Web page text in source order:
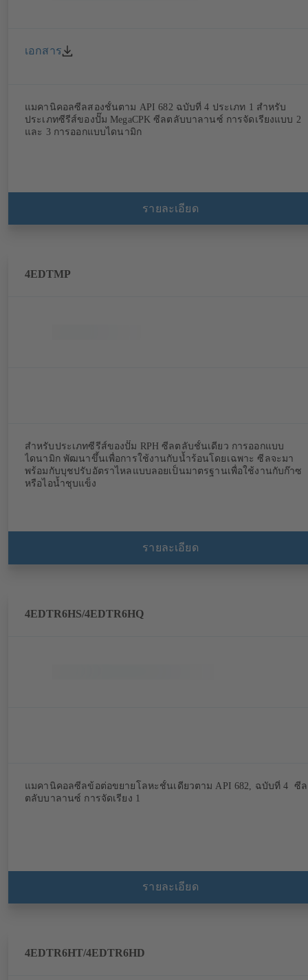
เอกสาร
แมคานิคอลซีลสองชั้นตาม API 682 ฉบับที่ 4 ประเภท 1 สำหรับ
ประเภทซีรีส์ของปั๊ม MegaCPK ซีลตลับบาลานซ์ การจัดเรียงแบบ 2
และ 3 การออกแบบไดนามิก
รายละเอียด
4EDTMP
สำหรับประเภทซีรีส์ของปั๊ม RPH ซีลตลับชั้นเดียว การออกแบบ
ไดนามิก พัฒนาขึ้นเพื่อการใช้งานกับน้ำร้อนโดยเฉพาะ ซีลจะมา
พร้อมกับบุชปรับอัตราไหลแบบลอยเป็นมาตรฐานเพื่อใช้งานกับก๊าซ
หรือไอน้ำชุบแข็ง
รายละเอียด
4EDTR6HS/4EDTR6HQ
แมคานิคอลซีลข้อต่อขยายโลหะชั้นเดียวตาม API 682, ฉบับที่ 4 ซีล
ตลับบาลานซ์ การจัดเรียง 1
รายละเอียด
4EDTR6HT/4EDTR6HD